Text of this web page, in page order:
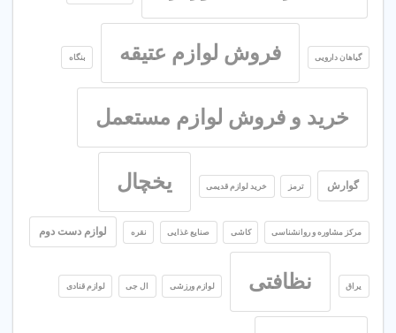
گیاهان دارویی فروش لوازم عتیقه بنگاه
خرید و فروش لوازم مستعمل
گوارش ترمز خرید لوازم قدیمی یخچال
مرکز مشاوره و روانشناسی کاشی صنایع غذایی نقره لوازم دست دوم
یراق نظافتی لوازم ورزشی ال جی لوازم قنادی